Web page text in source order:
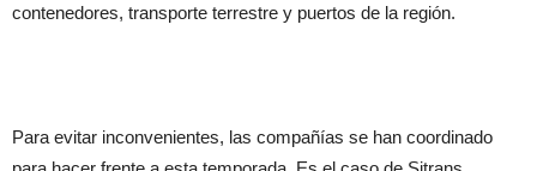
contenedores, transporte terrestre y puertos de la región.
Para evitar inconvenientes, las compañías se han coordinado